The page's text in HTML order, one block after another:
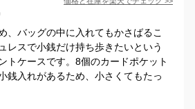
、バッグの中に入れてもかさばるこ
レスで小銭だけ持ち歩きたいという
トケースです。8個のカードポケット
銭入れがあるため、小さくてもたっ